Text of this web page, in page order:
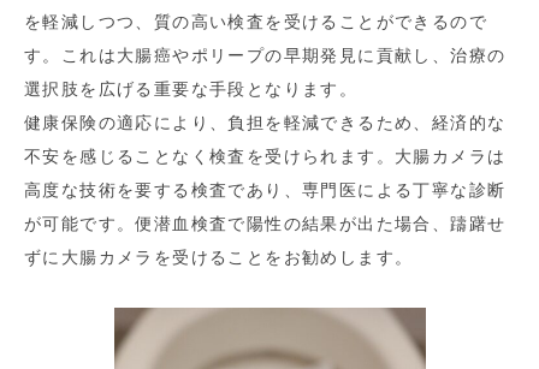
を軽減しつつ、質の高い検査を受けることができるので
す。これは大腸癌やポリープの早期発見に貢献し、治療の
選択肢を広げる重要な手段となります。
健康保険の適応により、負担を軽減できるため、経済的な
不安を感じることなく検査を受けられます。大腸カメラは
高度な技術を要する検査であり、専門医による丁寧な診断
が可能です。便潜血検査で陽性の結果が出た場合、躊躇せ
ずに大腸カメラを受けることをお勧めします。